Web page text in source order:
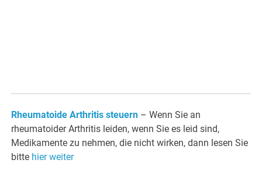
Rheumatoide Arthritis steuern – Wenn Sie an
rheumatoider Arthritis leiden, wenn Sie es leid sind,
Medikamente zu nehmen, die nicht wirken, dann lesen Sie
bitte hier weiter